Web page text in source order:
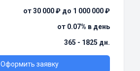
от 30 000 ₽ до 1 000 000 ₽
от 0.07% в день
365 - 1825 дн.
Оформить заявку